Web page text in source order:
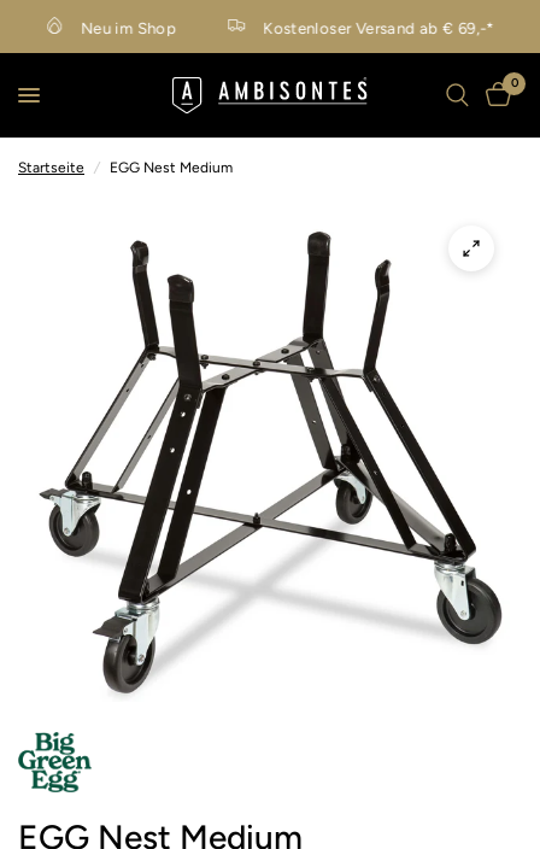
Neu im Shop Kostenloser Versand ab € 69,-*
0
Startseite / EGG Nest Medium
EGG Nest Medium